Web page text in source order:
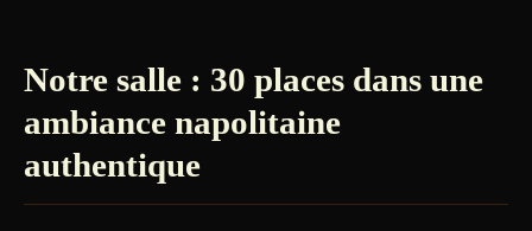
Notre salle : 30 places dans une
ambiance napolitaine
authentique